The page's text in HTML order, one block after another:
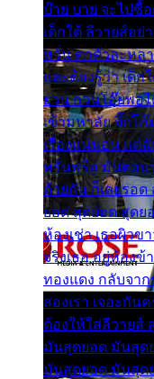
บ๊าย บาย จะไปซื้อ
เด็กใต้ ลีวายส์อย่
หวั่น ตกตัวละหล
และต้องรู้ว่า เด็ก
ยวน กวนโอ๊ยพอไ
เข้ามหาลัย จิ๊กโ
เรื่องแน่นอน แต่
พรั่นพรือ มันตอบว่
ด้วยกัน ก็เลยรอ
ยอด สุดยอด สุดย
ห้องเช่า เธอผิวข
จริงเธอ อยู่ห้องข้
ทองแดง กลับจา
สองเรา เจอะกัน
ต้องให้ใส่ลีวายส์
มันสุดยอด มันสุด
มันสุดยอด มันสุด